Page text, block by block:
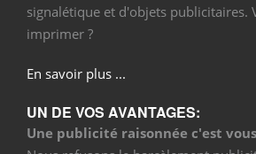
signalétique et d'objets publicitaires.
imprimer ?
En savoir plus ...
UN DE VOS AVANTAGES:
Une publicité raisonnée c'est